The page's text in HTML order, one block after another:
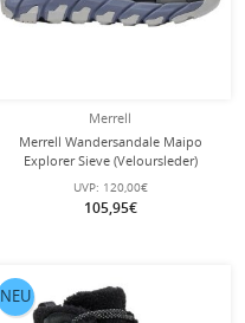
Merrell
Merrell Wandersandale Maipo
Explorer Sieve (Veloursleder)
grau/indigo Herren
UVP: 120,00€
105,95€
NEU